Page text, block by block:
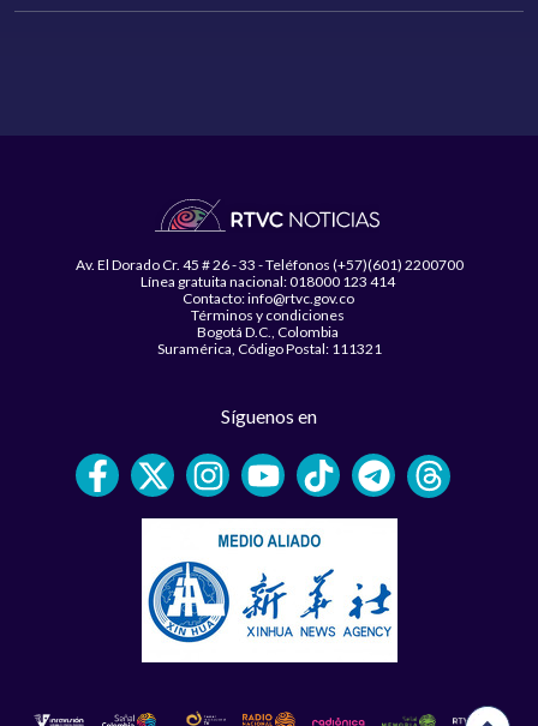
Av. El Dorado Cr. 45 # 26 - 33 - Teléfonos (+57)(601) 2200700
Línea gratuita nacional: 018000 123 414
Contacto: info@rtvc.gov.co
Términos y condiciones
Bogotá D.C., Colombia
Suramérica, Código Postal: 111321
Síguenos en